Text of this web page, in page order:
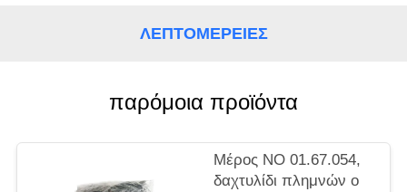
ΛΕΠΤΟΜΈΡΕΙΕΣ
παρόμοια προϊόντα
Μέρος ΝΟ 01.67.054,
δαχτυλίδι πλημνών ο